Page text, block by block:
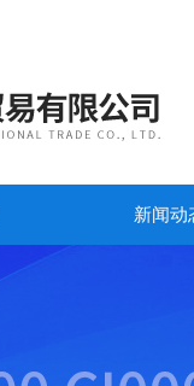
新闻动